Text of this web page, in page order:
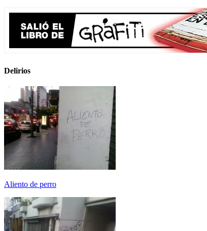
Delirios
Aliento de perro